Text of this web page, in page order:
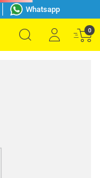
Whatsapp
0